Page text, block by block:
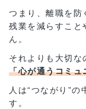
つまり、離職を防
残業を減らすこと
ん。
それよりも大切
「心が通うコミュ
人は“つながり”の
す。